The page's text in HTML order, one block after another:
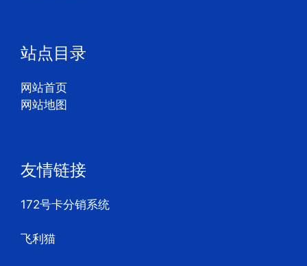
站点目录
网站首页
网站地图
友情链接
172号卡分销系统
飞利猫